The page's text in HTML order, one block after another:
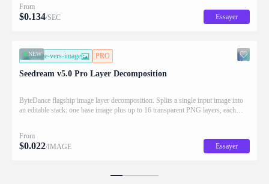
From
$0.134/SEC Essayer
NEW
image-vers-image PRO
Seedream v5.0 Pro Layer Decomposition
ByteDance flagship image layer decomposition. Splits a single input image into
an editable stack: one base image plus up to 16 transparent PNG layers, each
From
$0.022/IMAGE Essayer